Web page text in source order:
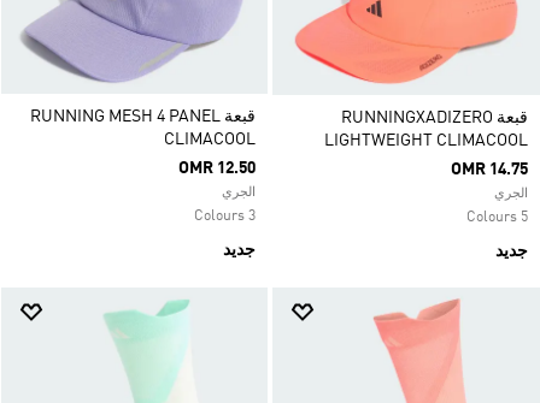
قبعة RUNNINGXADIZERO
LIGHTWEIGHT CLIMACOOL
OMR 14.75
الجري
5 Colours
جديد
قبعة RUNNING MESH 4 PANEL
CLIMACOOL
OMR 12.50
الجري
3 Colours
جديد